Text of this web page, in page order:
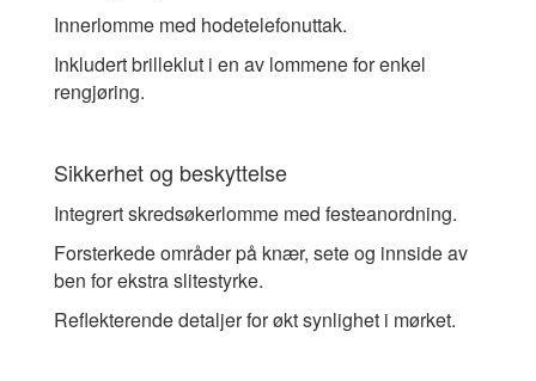
Innerlomme med hodetelefonuttak.
Inkludert brilleklut i en av lommene for enkel
rengjøring.
Sikkerhet og beskyttelse
Integrert skredsøkerlomme med festeanordning.
Forsterkede områder på knær, sete og innside av
ben for ekstra slitestyrke.
Reflekterende detaljer for økt synlighet i mørket.